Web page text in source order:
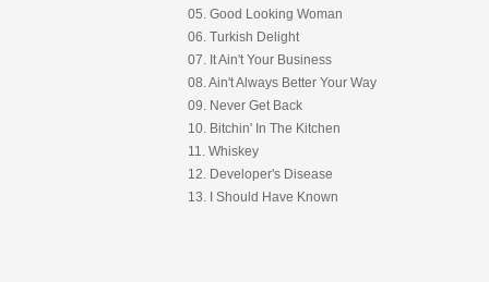
05. Good Looking Woman
06. Turkish Delight
07. It Ain't Your Business
08. Ain't Always Better Your Way
09. Never Get Back
10. Bitchin' In The Kitchen
11. Whiskey
12. Developer's Disease
13. I Should Have Known